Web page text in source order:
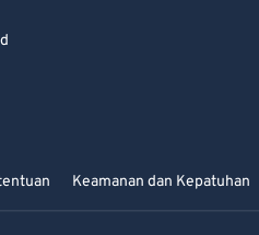
Keamanan dan Kepatuhan